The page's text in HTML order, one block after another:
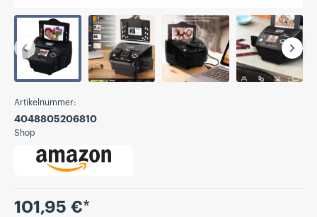
Vorherige
Artikelnummer:
4048805206810
Shop
Preis
101,95 €*